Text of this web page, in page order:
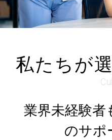
私たちが
業界未経験者
のサポ